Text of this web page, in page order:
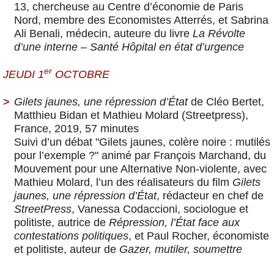
13, chercheuse au Centre d’économie de Paris
Nord, membre des Economistes Atterrés, et Sabrina
Ali Benali, médecin, auteure du livre La Révolte
d’une interne – Santé Hôpital en état d’urgence
JEUDI 1er OCTOBRE
Gilets jaunes, une répression d’Étatde Cléo Bertet,
Matthieu Bidan et Mathieu Molard (Streetpress),
France, 2019, 57 minutes
Suivi d’un débat "Gilets jaunes, colère noire : mutilés
pour l’exemple ?" animé par François Marchand, du
Mouvement pour une Alternative Non-violente, avec
Mathieu Molard, l’un des réalisateurs du film Gilets
jaunes, une répression d’État, rédacteur en chef de
StreetPress, Vanessa Codaccioni, sociologue et
politiste, autrice de Répression, l’État face aux
contestations politiques, et Paul Rocher, économiste
et politiste, auteur de Gazer, mutiler, soumettre